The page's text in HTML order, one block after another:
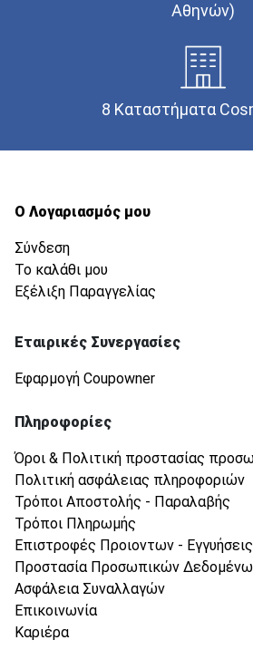
Αθηνών)
8 Καταστήματα
Ο Λογαριασμός μου
Σύνδεση
Το καλάθι μου
Εξέλιξη Παραγγελίας
Εταιρικές Συνεργασίες
Εφαρμογή Coupowner
Πληροφορίες
Όροι & Πολιτική προστασίας
Πολιτική ασφάλειας πληροφοριών
Τρόποι Αποστολής - Παραλαβής
Τρόποι Πληρωμής
Επιστροφές Προιοντων - Εγγυήσεις
Προστασία Προσωπικών
Ασφάλεια Συναλλαγών
Επικοινωνία
Καριέρα